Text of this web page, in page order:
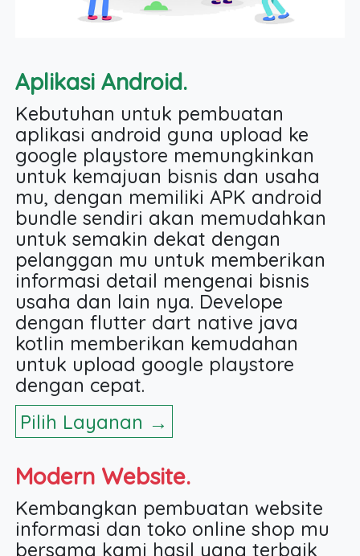
Aplikasi Android.
Kebutuhan untuk pembuatan
aplikasi android guna upload ke
google playstore memungkinkan
untuk kemajuan bisnis dan usaha
mu, dengan memiliki APK android
bundle sendiri akan memudahkan
untuk semakin dekat dengan
pelanggan mu untuk memberikan
informasi detail mengenai bisnis
usaha dan lain nya. Develope
dengan flutter dart native java
kotlin memberikan kemudahan
untuk upload google playstore
dengan cepat.
Pilih Layanan →
Modern Website.
Kembangkan pembuatan website
informasi dan toko online shop mu
bersama kami hasil yang terbaik